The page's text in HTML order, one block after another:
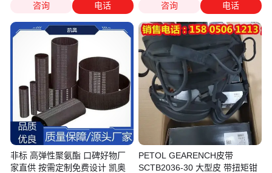
咨询 电话
非标 高弹性聚氨酯 口碑好物厂
家直供 按需定制免费设计 凯奥
咨询 电话
PETOL GEARENCH皮带
SCTB2036-30 大型皮 带扭矩钳